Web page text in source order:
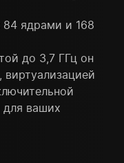
84 ядрами и 168
до 3,7 ГГц он
для ваших